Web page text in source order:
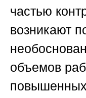
частью
возникают
объемов